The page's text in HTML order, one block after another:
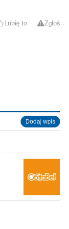
Lubię to Zgłoś
Dodaj wpis